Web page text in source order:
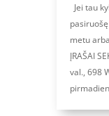
Jei tau
metu
ĮRAŠAI
val., 698